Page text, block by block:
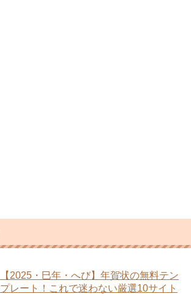
【2025・巳年・へび】年賀状の無料テン
プレート！これで迷わない厳選10サイト